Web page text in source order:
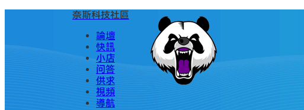
奈斯科技社區
論壇
快訊
小店
问答
供求
視頻
導航